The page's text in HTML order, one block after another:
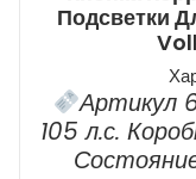
Подсветки
Артикул
105 л.с.